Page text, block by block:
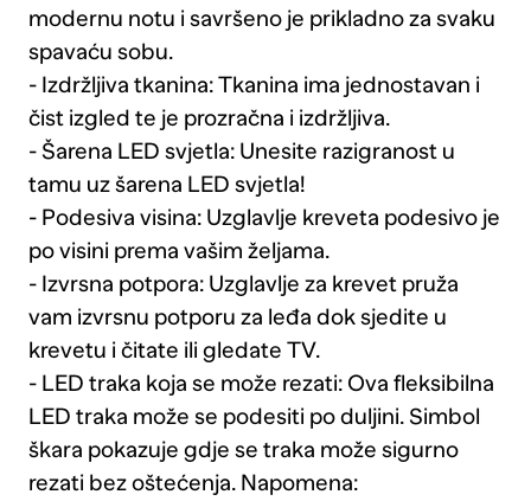
modernu notu i savršeno je prikladno za svaku
spavaću sobu.
- Izdržljiva tkanina: Tkanina ima jednostavan i
čist izgled te je prozračna i izdržljiva.
- Šarena LED svjetla: Unesite razigranost u
tamu uz šarena LED svjetla!
- Podesiva visina: Uzglavlje kreveta podesivo je
po visini prema vašim željama.
- Izvrsna potpora: Uzglavlje za krevet pruža
vam izvrsnu potporu za leđa dok sjedite u
krevetu i čitate ili gledate TV.
- LED traka koja se može rezati: Ova fleksibilna
LED traka može se podesiti po duljini. Simbol
škara pokazuje gdje se traka može sigurno
rezati bez oštećenja. Napomena: